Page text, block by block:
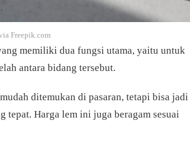
Freepik.com
memiliki dua fungsi utama, yaitu untuk
antara bidang tersebut.
ditemukan di pasaran, tetapi bisa jadi
tepat. Harga lem ini juga beragam sesuai